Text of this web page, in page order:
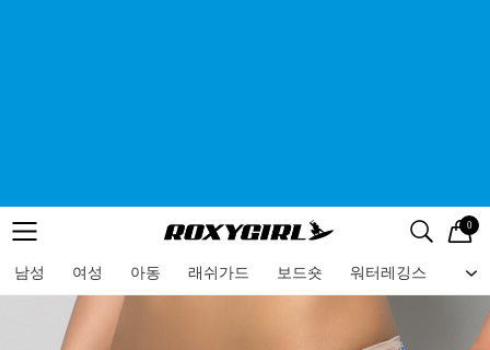
메뉴 검색
로고 0
남성 여성 아동 래쉬가드 보드숏 워터레깅스 비
메뉴